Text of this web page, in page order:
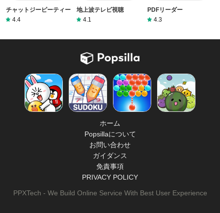
チャットジーピーティー
4.4
地上波テレビ視聴
4.1
PDFリーダー
4.3
ホーム
Popsillaについて
お問い合わせ
ガイダンス
免責事項
PRIVACY POLICY
PPXTech - We Build Online Service With Best User Experience